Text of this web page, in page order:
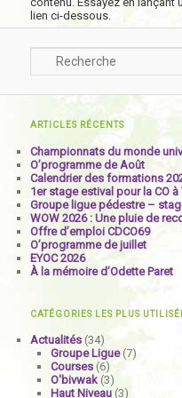
lien ci-dessous.
Recherche
ARTICLES RÉCENTS
Championnats du monde
O’programme de Août
Calendrier des formations
1er stage estival pour la CO à
Groupe ligue pédestre –
WOW 2026 : Une pluie de
Offre d’emploi CDCO69
O’programme de juillet
EYOC 2026
À la mémoire d’Odette Paret
CATÉGORIES LES PLUS
Actualités (34)
Groupe Ligue(7)
Courses(6)
O'bivwak(3)
Haut Niveau(3)